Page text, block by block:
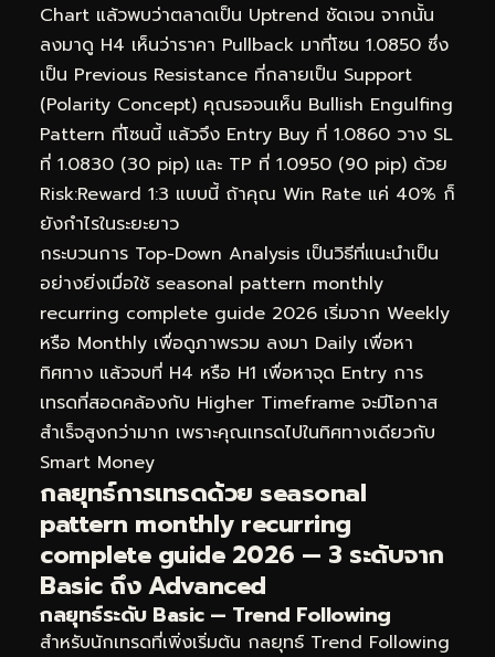
Chart แล้วพบว่าตลาดเป็น Uptrend ชัดเจน จากนั้น
ลงมาดู H4 เห็นว่าราคา Pullback มาที่โซน 1.0850 ซึ่ง
เป็น Previous Resistance ที่กลายเป็น Support
(Polarity Concept) คุณรอจนเห็น Bullish Engulfing
Pattern ที่โซนนี้ แล้วจึง Entry Buy ที่ 1.0860 วาง SL
ที่ 1.0830 (30 pip) และ TP ที่ 1.0950 (90 pip) ด้วย
Risk:Reward 1:3 แบบนี้ ถ้าคุณ Win Rate แค่ 40% ก็
ยังกำไรในระยะยาว
กระบวนการ Top-Down Analysis เป็นวิธีที่แนะนำเป็น
อย่างยิ่งเมื่อใช้ seasonal pattern monthly
recurring complete guide 2026 เริ่มจาก Weekly
หรือ Monthly เพื่อดูภาพรวม ลงมา Daily เพื่อหา
ทิศทาง แล้วจบที่ H4 หรือ H1 เพื่อหาจุด Entry การ
เทรดที่สอดคล้องกับ Higher Timeframe จะมีโอกาส
สำเร็จสูงกว่ามาก เพราะคุณเทรดไปในทิศทางเดียวกับ
Smart Money
กลยุทธ์การเทรดด้วย seasonal
pattern monthly recurring
complete guide 2026 — 3 ระดับจาก
Basic ถึง Advanced
กลยุทธ์ระดับ Basic — Trend Following
สำหรับนักเทรดที่เพิ่งเริ่มต้น กลยุทธ์ Trend Following